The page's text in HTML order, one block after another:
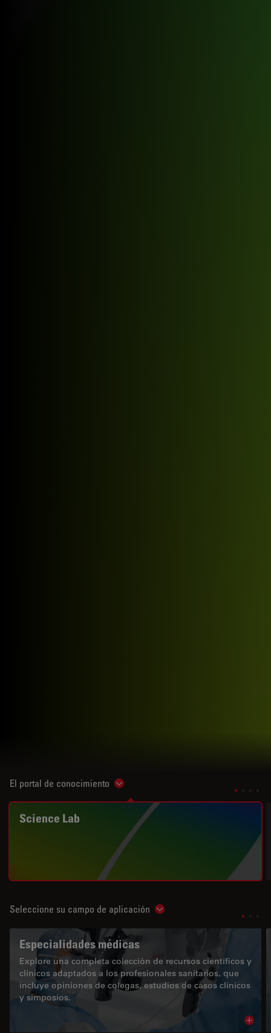
El portal de conocimiento Show subnavigation
Science Lab
Seleccione su campo de aplicación Show subnavigation
Especialidades médicas
Explore una completa colección de recursos científicos y
clínicos adaptados a los profesionales sanitarios, que
incluye opiniones de colegas, estudios de casos clínicos
y simposios.